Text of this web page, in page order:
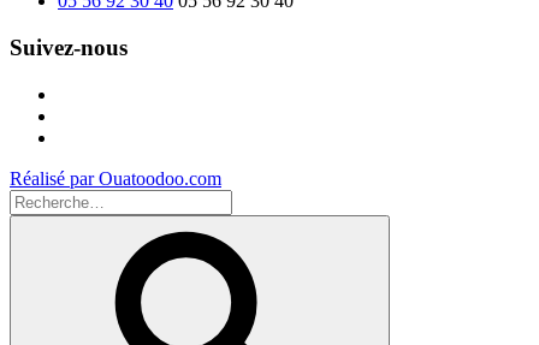
Suivez-nous
Réalisé par Ouatoodoo.com
Recherche
pour